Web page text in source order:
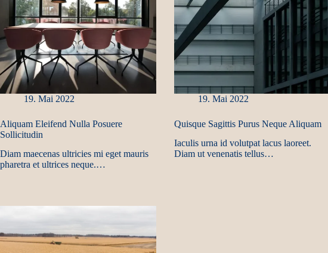
19. Mai 2022
Aliquam Eleifend Nulla Posuere
Sollicitudin
Diam maecenas ultricies mi eget mauris
pharetra et ultrices neque.…
19. Mai 2022
Quisque Sagittis Purus Neque Aliquam
Iaculis urna id volutpat lacus laoreet.
Diam ut venenatis tellus…